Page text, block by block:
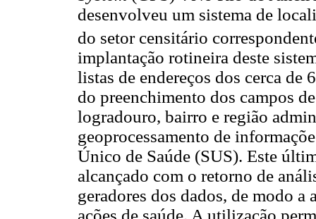
desenvolveu um sistema de
do setor censitário
implantação rotineira deste
listas de endereços dos cerca
do preenchimento dos campos
logradouro, bairro e região
geoprocessamento de
Único de Saúde (SUS). Este
alcançado com o retorno de
geradores dos dados, de modo
ações de saúde. A utilização